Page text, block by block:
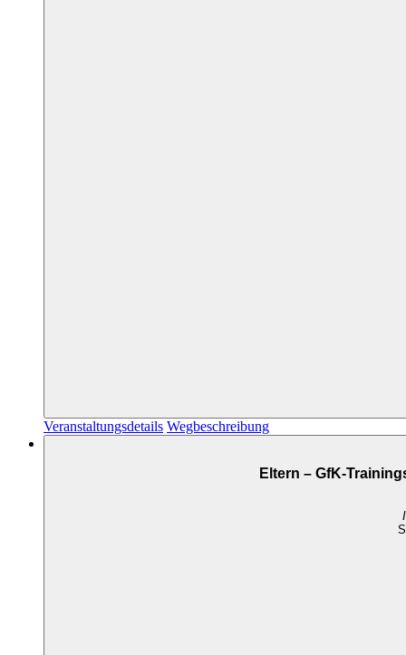
Veranstaltungsdetails Wegbeschreibung
Eltern – GfK-